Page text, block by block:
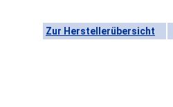
Zur Herstellerübersicht